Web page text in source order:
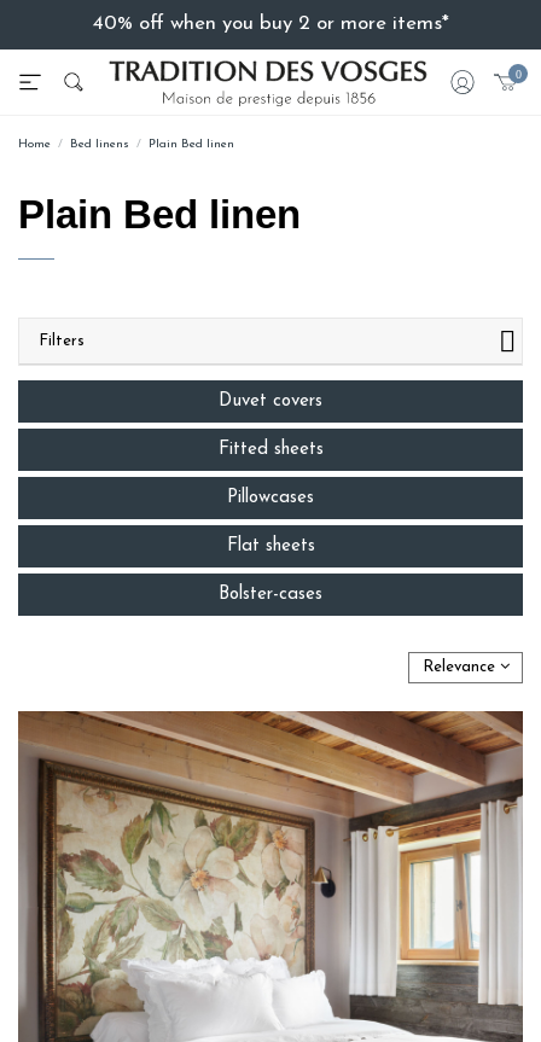
40% off when you buy 2 or more items*
0
Home Bed linens Plain Bed linen
Plain Bed linen
Filters
Duvet covers
Fitted sheets
Pillowcases
Flat sheets
Bolster-cases
Relevance